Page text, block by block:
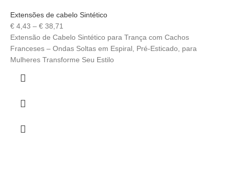
Extensões de cabelo Sintético
€ 4,43 – € 38,71
Extensão de Cabelo Sintético para Trança com Cachos
Franceses – Ondas Soltas em Espiral, Pré-Esticado, para
Mulheres Transforme Seu Estilo